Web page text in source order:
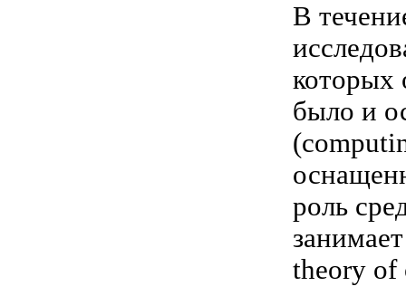
В
которых
было и
роль
theory of